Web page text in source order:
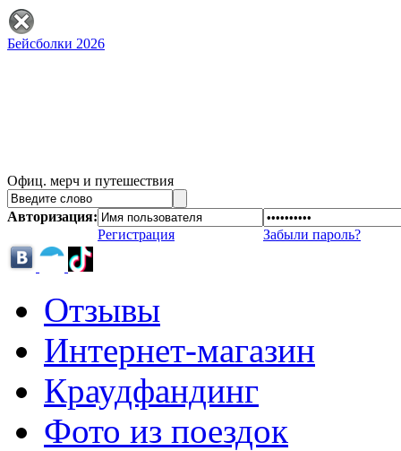
Бейсболки 2026
Офиц. мерч и путешествия
Авторизация:
Регистрация
Забыли пароль?
Отзывы
Интернет-магазин
Краудфандинг
Фото из поездок